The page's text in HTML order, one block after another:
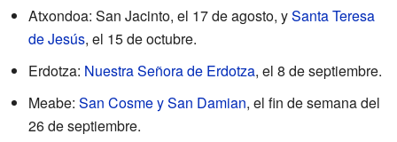
Atxondoa: San Jacinto, el 17 de agosto, ySanta Teresa
de Jesús, el 15 de octubre.
Erdotza: Nuestra Señora de Erdotza, el 8 de septiembre.
Meabe: San Cosme y San Damian, el fin de semana del
26 de septiembre.